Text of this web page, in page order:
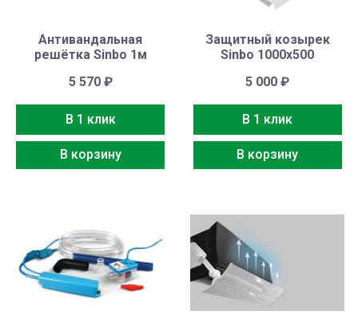
Антивандальная
решётка Sinbo 1м
5 570 ₽
В 1 клик
В корзину
Защитный козырек
Sinbo 1000х500
5 000₽
В 1 клик
В корзину